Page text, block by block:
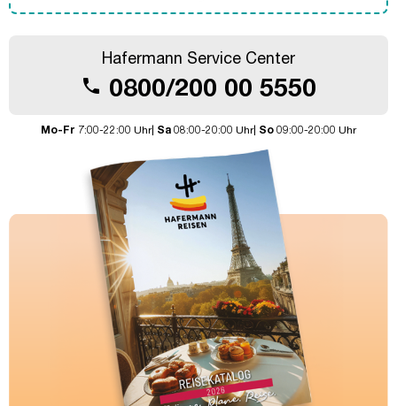
Hafermann Service Center
call 0800/200 00 5550
Mo-Fr 7:00-22:00 Uhr| Sa 08:00-20:00 Uhr| So 09:00-20:00 Uhr